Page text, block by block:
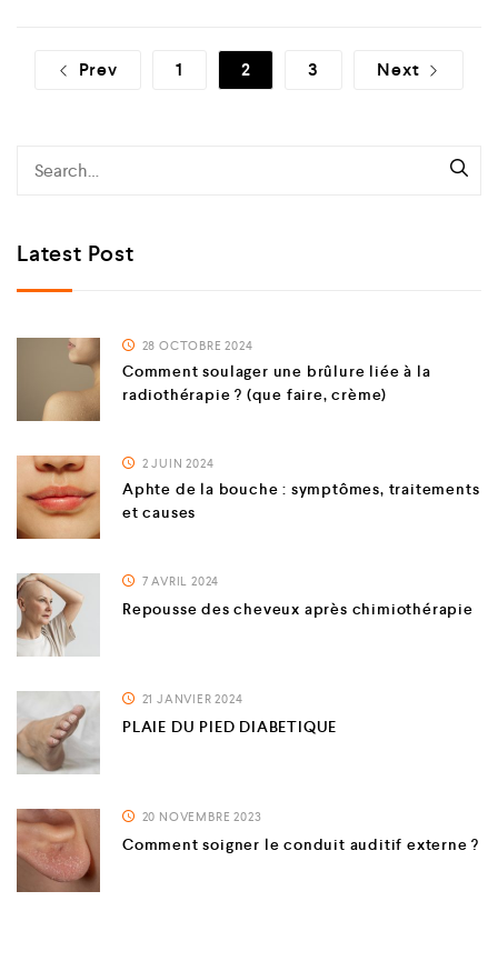
Prev 1 2 3 Next
Latest Post
28 OCTOBRE 2024
Comment soulager une brûlure liée à la
radiothérapie ? (que faire, crème)
2 JUIN 2024
Aphte de la bouche : symptômes, traitements
et causes
7 AVRIL 2024
Repousse des cheveux après chimiothérapie
21 JANVIER 2024
PLAIE DU PIED DIABETIQUE
20 NOVEMBRE 2023
Comment soigner le conduit auditif externe ?